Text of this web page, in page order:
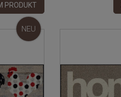
PRODUKT
NEU